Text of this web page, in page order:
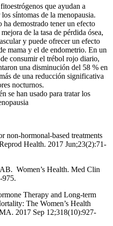
que ayudan a
síntomas de la menopausia.
ha demostrado tener un efecto
de la tasa de pérdida ósea,
y puede ofrecer un efecto
mama y el de endometrio. En un
consumir el trébol rojo diario,
una disminución del 58 % en
de una reducción significativa
nocturnos.
se han usado para tratar los
non-hormonal-based treatments
Health. 2017 Jun;23(2):71-
Women’s Health. Med Clin
975.
Therapy and Long-term
The Women’s Health
2017 Sep 12;318(10):927-